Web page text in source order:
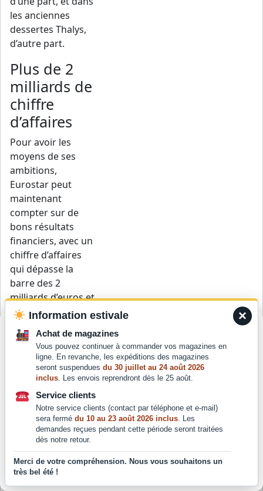
Pour offrir les meilleures expériences, nous utilisons des technologies
telles que les cookies pour stocker et/ou accéder aux informations des
appareils. Le fait de consentir à ces technologies nous permettra de
traiter des données telles que le comportement de navigation ou les ID
uniques sur ce site. Le fait de ne pas consentir ou de retirer son
consentement peut avoir un effet négatif sur certaines caractéristiques
et fonctions.
Accepter
les anciennes
dessertes Thalys,
d’autre part.
Plus de 2
milliards de
chiffre
d’affaires
Pour avoir les
moyens de ses
ambitions,
Eurostar peut
maintenant
compter sur de
bons résultats
financiers, avec un
chiffre d’affaires
qui dépasse la
barre des 2
milliards d’euros et
un EBITDA de 423
Des résultats qui
découlent de
l’importante
augmentation de
l’offre entre 2022 et
2023, qui a permis
une croissance
globale de la
fréquentation des
trains. Par ailleurs
×
Information estivale
Achat de magazines
Vous pouvez continuer à commander vos magazines en
ligne. En revanche, les expéditions des magazines
seront suspendues du 30 juillet au 24 août 2026
inclus. Les envois reprendront dès le 25 août.
Service clients
Notre service clients (contact par téléphone et e-mail)
sera fermé du 10 au 23 août 2026 inclus. Les
demandes reçues pendant cette période seront traitées
dès notre retour.
Merci de votre compréhension. Nous vous souhaitons un
très bel été !